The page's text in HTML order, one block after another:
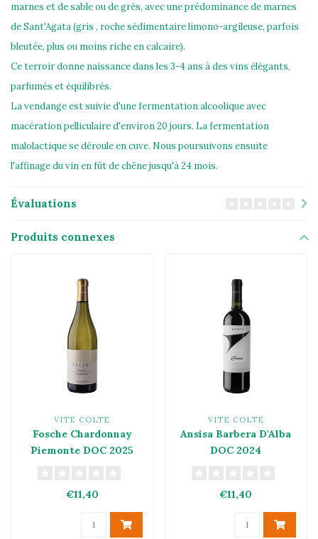
marnes et de sable ou de grès, avec une prédominance de marnes
de Sant'Agata (gris , roche sédimentaire limono-argileuse, parfois
bleutée, plus ou moins riche en calcaire).
Ce terroir donne naissance dans les 3-4 ans à des vins élégants,
parfumés et équilibrés.
La vendange est suivie d'une fermentation alcoolique avec
macération pelliculaire d'environ 20 jours. La fermentation
malolactique se déroule en cuve. Nous poursuivons ensuite
l'affinage du vin en fût de chêne jusqu'à 24 mois.
Évaluations
Produits connexes
VITE COLTE
Fosche Chardonnay
Piemonte DOC 2025
€11,40
VITE COLTE
Ansisa Barbera D'Alba
DOC 2024
€11,40